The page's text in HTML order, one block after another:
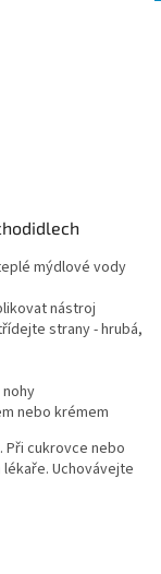
mýdlové vody
nástroj
strany - hrubá,
nebo krémem
Při cukrovce nebo
Uchovávejte